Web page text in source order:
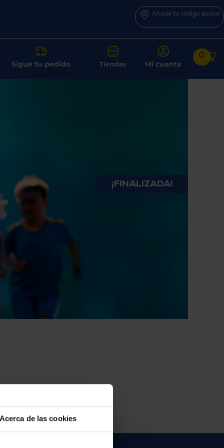
Acerca de las cookies
Añade tu código postal
Sigue tu pedido Tiendas Mi cuenta
0
¡FINALIZADA!